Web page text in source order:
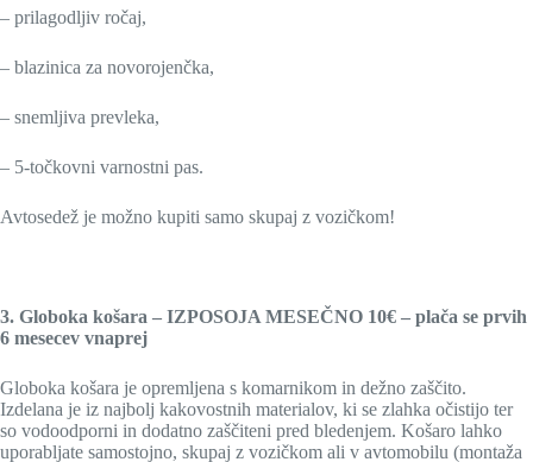
– prilagodljiv ročaj,
– blazinica za novorojenčka,
– snemljiva prevleka,
– 5-točkovni varnostni pas.
Avtosedež je možno kupiti samo skupaj z vozičkom!
3. Globoka košara – IZPOSOJA MESEČNO 10€ – plača se prvih
6 mesecev vnaprej
Globoka košara je opremljena s komarnikom in dežno zaščito.
Izdelana je iz najbolj kakovostnih materialov, ki se zlahka očistijo ter
so vodoodporni in dodatno zaščiteni pred bledenjem. Košaro lahko
uporabljate samostojno, skupaj z vozičkom ali v avtomobilu (montaža